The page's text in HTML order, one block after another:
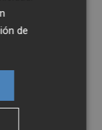
de